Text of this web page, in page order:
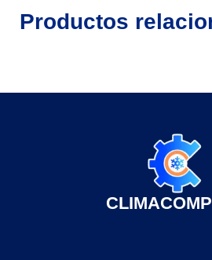
Productos